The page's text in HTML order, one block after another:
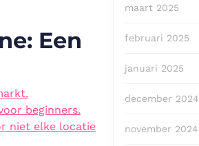
Een
beginners.
niet elke locatie
maart 2025
februari 2025
januari 2025
december 2024
november 2024